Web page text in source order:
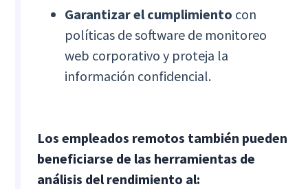
Garantizar el cumplimiento con
políticas de software de monitoreo
web corporativo y proteja la
información confidencial.
Los empleados remotos también pueden
beneficiarse de las herramientas de
análisis del rendimiento al: